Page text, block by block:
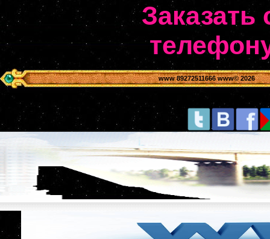
www 89272511666 www© 2026